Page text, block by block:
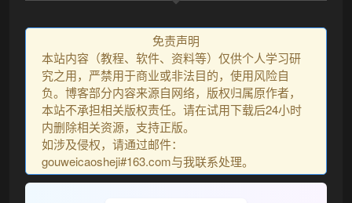
免责声明
本站内容（教程、软件、资料等）仅供个人学习研
究之用，严禁用于商业或非法目的，使用风险自
负。博客部分内容来源自网络，版权归属原作者，
本站不承担相关版权责任。请在试用下载后24小时
内删除相关资源，支持正版。
如涉及侵权，请通过邮件：
gouweicaosheji#163.com与我联系处理。